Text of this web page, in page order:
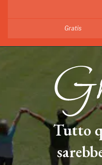
Gratis
Tutto